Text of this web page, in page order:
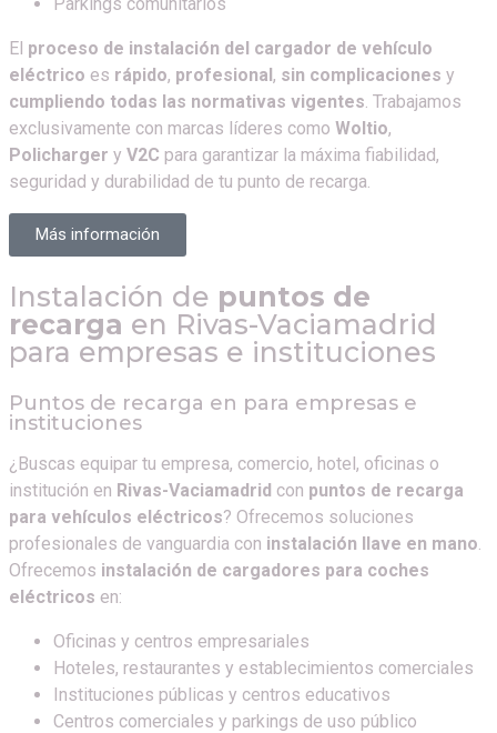
El proceso de instalación del cargador de vehículo
eléctrico es rápido, profesional, sin complicaciones y
cumpliendo todas las normativas vigentes. Trabajamos
exclusivamente con marcas líderes como Woltio,
Policharger y V2C para garantizar la máxima fiabilidad,
seguridad y durabilidad de tu punto de recarga.
Más información
Instalación de puntos de
recarga en Rivas-Vaciamadrid
para empresas e instituciones
Puntos de recarga en para empresas e
instituciones
¿Buscas equipar tu empresa, comercio, hotel, oficinas o
institución en Rivas-Vaciamadrid con puntos de recarga
para vehículos eléctricos? Ofrecemos soluciones
profesionales de vanguardia con instalación llave en mano.
Ofrecemos instalación de cargadores para coches
eléctricos en:
Oficinas y centros empresariales
Hoteles, restaurantes y establecimientos comerciales
Instituciones públicas y centros educativos
Centros comerciales y parkings de uso público